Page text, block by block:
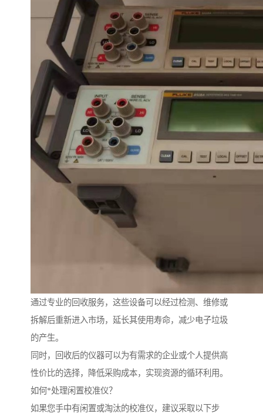
通过专业的回收服务，这些设备可以经过检测、维修或
拆解后重新进入市场，延长其使用寿命，减少电子垃圾
的产生。
同时，回收后的仪器可以为有需求的企业或个人提供高
性价比的选择，降低采购成本，实现资源的循环利用。
如何*处理闲置校准仪？
如果您手中有闲置或淘汰的校准仪，建议采取以下步